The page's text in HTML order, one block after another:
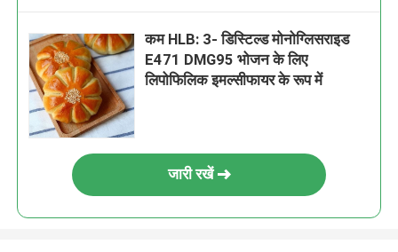
कम HLB: 3- डिस्टिल्ड मोनोग्लिसराइड
E471 DMG95 भोजन के लिए
लिपोफिलिक इमल्सीफायर के रूप में
जारी रखें